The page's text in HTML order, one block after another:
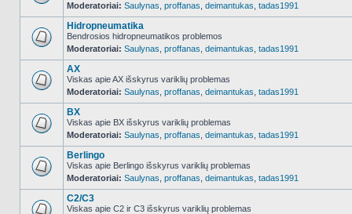
NO_UNREAD_POSTS
Moderatoriai: Saulynas proffanas deimantukas tadas1991
NO_UNREAD_POSTS
Hidropneumatika
Bendrosios hidropneumatikos problemos
Moderatoriai: Saulynas proffanas deimantukas tadas1991
NO_UNREAD_POSTS
AX
Viskas apie AX išskyrus variklių problemas
Moderatoriai: Saulynas proffanas deimantukas tadas1991
NO_UNREAD_POSTS
BX
Viskas apie BX išskyrus variklių problemas
Moderatoriai: Saulynas proffanas deimantukas tadas1991
NO_UNREAD_POSTS
Berlingo
Viskas apie Berlingo išskyrus variklių problemas
Moderatoriai: Saulynas proffanas deimantukas tadas1991
C2/C3
Viskas apie C2 ir C3 išskyrus variklių problemas